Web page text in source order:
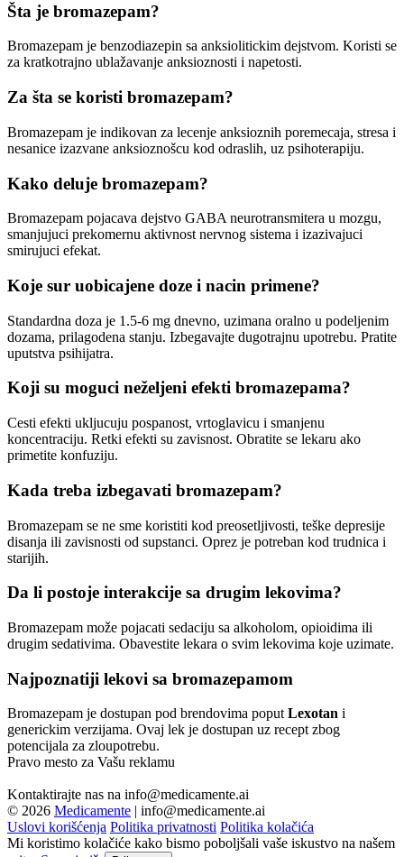
Šta je bromazepam?
Bromazepam je benzodiazepin sa anksiolitickim dejstvom. Koristi se
za kratkotrajno ublažavanje anksioznosti i napetosti.
Za šta se koristi bromazepam?
Bromazepam je indikovan za lecenje anksioznih poremecaja, stresa i
nesanice izazvane anksioznošcu kod odraslih, uz psihoterapiju.
Kako deluje bromazepam?
Bromazepam pojacava dejstvo GABA neurotransmitera u mozgu,
smanjujuci prekomernu aktivnost nervnog sistema i izazivajuci
smirujuci efekat.
Koje sur uobicajene doze i nacin primene?
Standardna doza je 1.5-6 mg dnevno, uzimana oralno u podeljenim
dozama, prilagodena stanju. Izbegavajte dugotrajnu upotrebu. Pratite
uputstva psihijatra.
Koji su moguci neželjeni efekti bromazepama?
Cesti efekti ukljucuju pospanost, vrtoglavicu i smanjenu
koncentraciju. Retki efekti su zavisnost. Obratite se lekaru ako
primetite konfuziju.
Kada treba izbegavati bromazepam?
Bromazepam se ne sme koristiti kod preosetljivosti, teške depresije
disanja ili zavisnosti od supstanci. Oprez je potreban kod trudnica i
starijih.
Da li postoje interakcije sa drugim lekovima?
Bromazepam može pojacati sedaciju sa alkoholom, opioidima ili
drugim sedativima. Obavestite lekara o svim lekovima koje uzimate.
Najpoznatiji lekovi sa bromazepamom
Bromazepam je dostupan pod brendovima poputLexotan i
generickim verzijama. Ovaj lek je dostupan uz recept zbog
potencijala za zloupotrebu.
Pravo mesto za Vašu reklamu
Kontaktirajte nas na info@medicamente.ai
© 2026 Medicamente | info@medicamente.ai
Uslovi korišćenja Politika privatnosti Politika kolačića
Mi koristimo kolačiće kako bismo poboljšali vaše iskustvo na našem